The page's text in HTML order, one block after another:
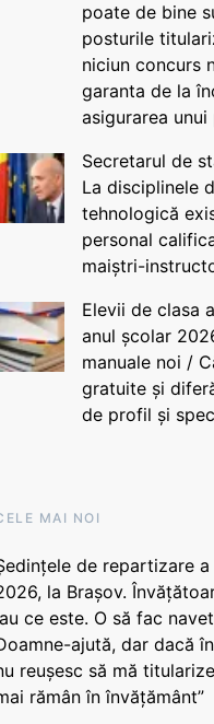
poate de bine
posturile
niciun concurs
garanta de la
asigurarea unui
Secretarul de
La disciplinele
tehnologică
personal
maiștri-
Elevii de clasa
anul școlar
manuale noi /
gratuite și
de profil și
MAI NOI
de repartizare
la Brașov.
ce este. O să fac
ajută, dar dacă
reușesc să mă
rămân în învățământ”